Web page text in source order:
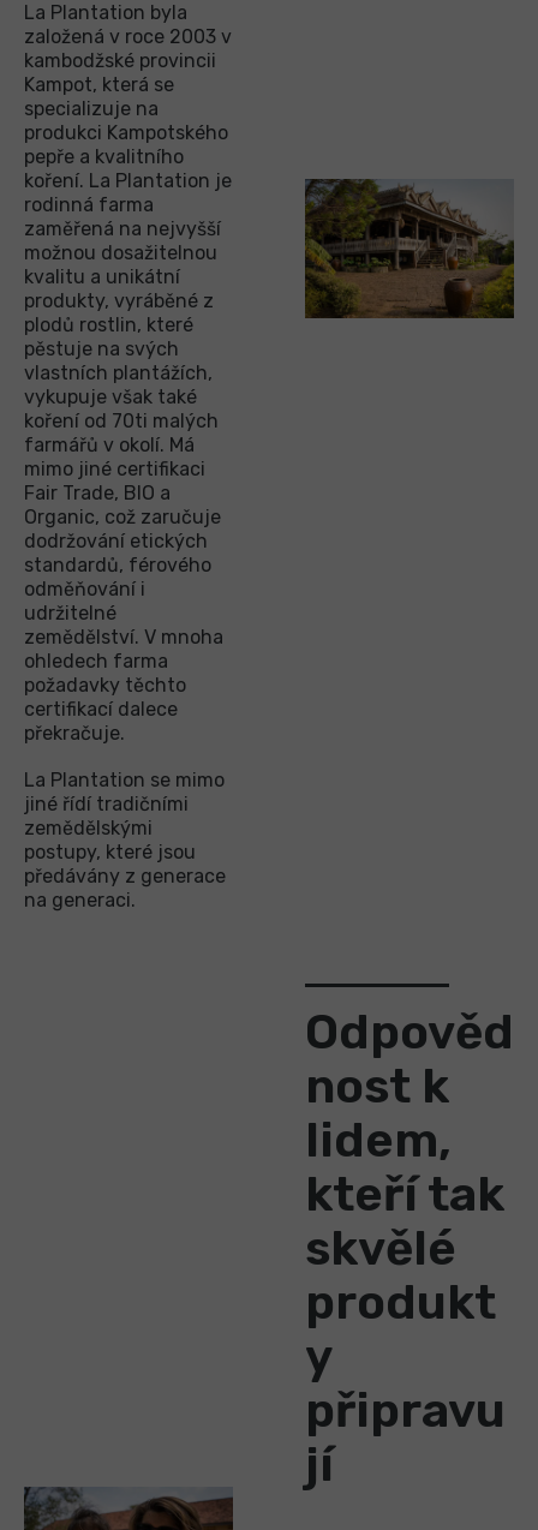
La Plantation byla
založená v roce 2003 v
kambodžské provincii
Kampot, která se
specializuje na
produkci Kampotského
pepře a kvalitního
koření. La Plantation je
rodinná farma
zaměřená na nejvyšší
možnou dosažitelnou
kvalitu a unikátní
produkty, vyráběné z
plodů rostlin, které
pěstuje na svých
vlastních plantážích,
vykupuje však také
koření od 70ti malých
farmářů v okolí. Má
mimo jiné certifikaci
Fair Trade, BIO a
Organic, což zaručuje
dodržování etických
standardů, férového
odměňování i
udržitelné
zemědělství. V mnoha
ohledech farma
požadavky těchto
certifikací dalece
překračuje.
La Plantation se mimo
jiné řídí tradičními
zemědělskými
postupy, které jsou
předávány z generace
na generaci.
Odpověd
nost k
lidem,
kteří tak
skvělé
produkt
y
připravu
jí